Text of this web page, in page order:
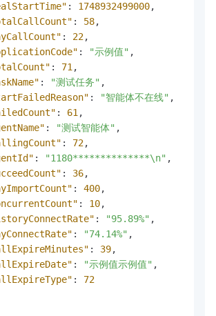
: 1748932499000,
: 58,
: 22,
: "示例值" ,
: 71 ,
: "测试任务" ,
: "智能体不在线" ,
: 61 ,
: "测试智能体" ,
: 72,
: "1180**************\n" ,
: 36,
: 400,
: 10,
: "95.89%" ,
: "74.14%" ,
: 39,
: "示例值示例值" ,
:
72